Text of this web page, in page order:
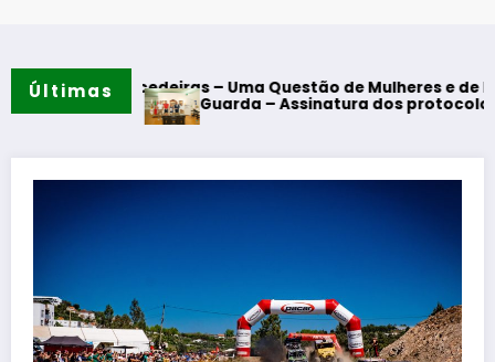
Últimas
– Uma Questão de Mulheres e de Homens”
Guarda – Assinatura dos protocolos de cooperação